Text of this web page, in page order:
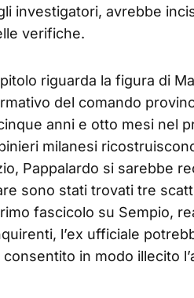
investigatori, avrebbe
verifiche.
riguarda la figura di
del comando
anni e otto mesi nel
milanesi
Pappalardo si sarebbe
sono stati trovati tre
fascicolo su Sempio,
l’ex ufficiale
in modo illecito